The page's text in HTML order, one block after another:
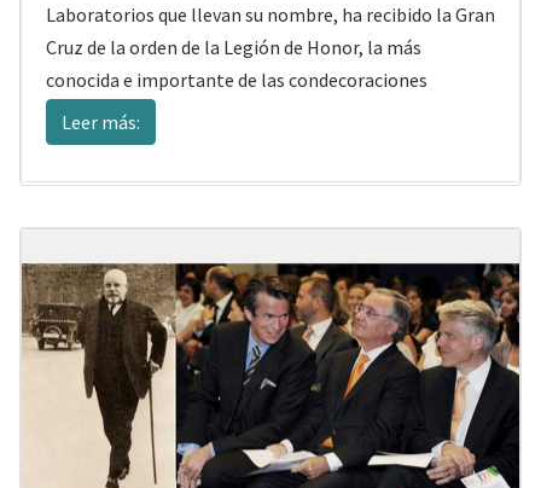
Laboratorios que llevan su nombre, ha recibido la Gran
Cruz de la orden de la Legión de Honor, la más
conocida e importante de las condecoraciones
Leer más: